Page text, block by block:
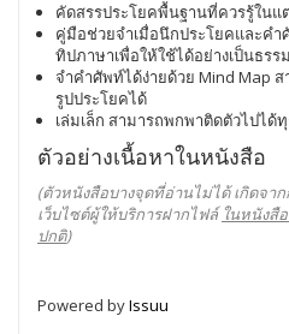
คัดสรรประโยคพื้นฐานที่ควรรู้ใน
คู่มือช่วยจำเมื่อนึกประโยคและค
ทิปภาษาเพื่อให้ใช้ได้อย่างเป็นธร
จำคำศัพท์ได้ง่ายด้วย Mind Map
รูปประโยคได้
เล่มเล็ก สามารถพกพาติดตัวไปได้
ตัวอย่างเนื้อหาในหนังสือ
(ตัวหนังสือบางจุดที่อ่านไม่ได้ เกิดจา
เว็บไซต์ผู้ให้บริการฝากไฟล์ ในหนังสื
ปกติ)
Powered byIssuu